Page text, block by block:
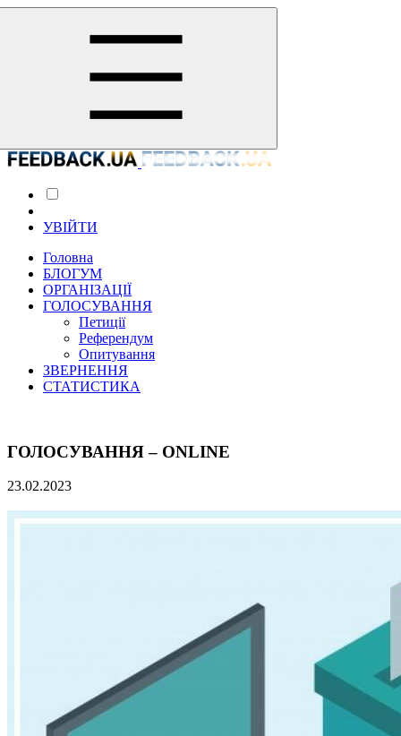
УВІЙТИ
Головна
БЛОГУМ
ОРГАНІЗАЦІЇ
ГОЛОСУВАННЯ
Петиції
Референдум
Опитування
ЗВЕРНЕННЯ
СТАТИСТИКА
ГОЛОСУВАННЯ – ONLINE
23.02.2023